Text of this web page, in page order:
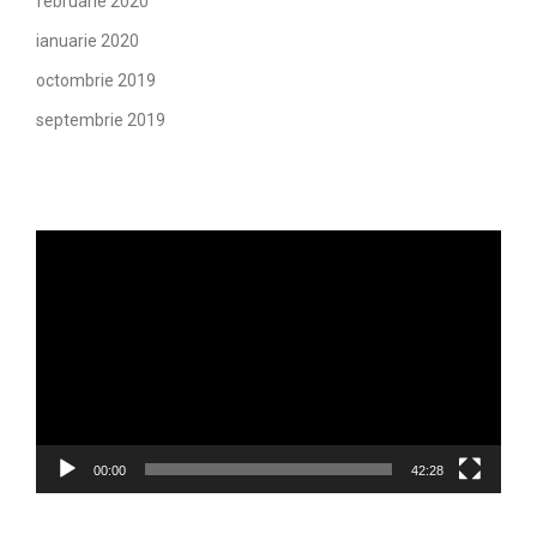
ianuarie 2020
octombrie 2019
septembrie 2019
00:00 42:28